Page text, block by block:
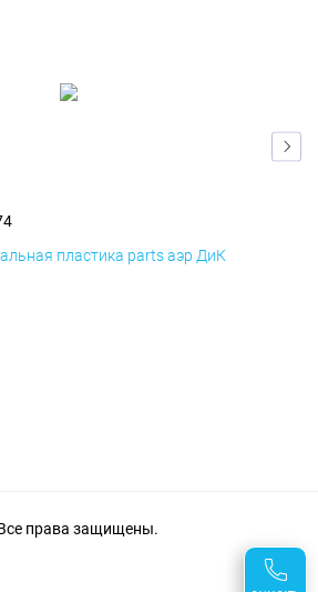
пластика parts аэр ДиК
права защищены.